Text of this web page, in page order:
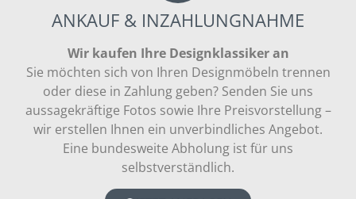
ANKAUF & INZAHLUNGNAHME
Wir kaufen Ihre Designklassiker an
Sie möchten sich von Ihren Designmöbeln trennen
oder diese in Zahlung geben? Senden Sie uns
aussagekräftige Fotos sowie Ihre Preisvorstellung –
wir erstellen Ihnen ein unverbindliches Angebot.
Eine bundesweite Abholung ist für uns
selbstverständlich.